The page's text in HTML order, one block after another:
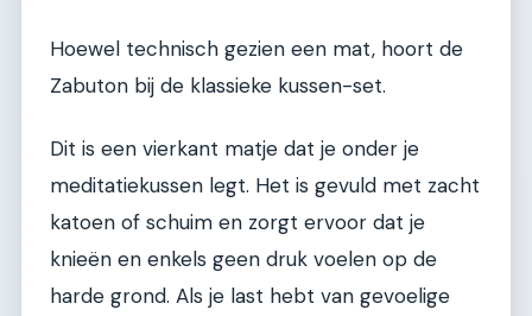
Hoewel technisch gezien een mat, hoort de
Zabuton bij de klassieke kussen-set.
Dit is een vierkant matje dat je onder je
meditatiekussen legt. Het is gevuld met zacht
katoen of schuim en zorgt ervoor dat je
knieën en enkels geen druk voelen op de
harde grond. Als je last hebt van gevoelige